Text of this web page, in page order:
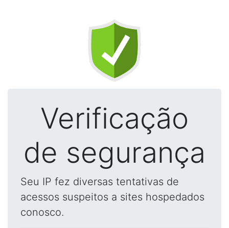
Verificação
de segurança
Seu IP fez diversas tentativas de
acessos suspeitos a sites hospedados
conosco.